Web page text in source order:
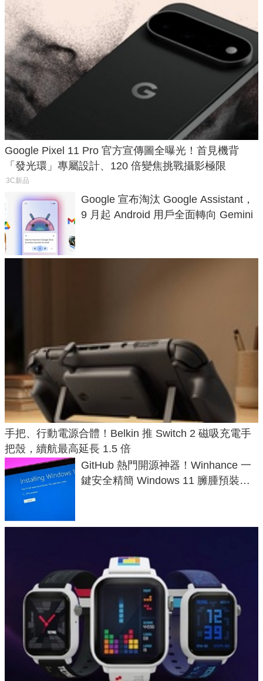
Google Pixel 11 Pro 官方宣傳圖全曝光！首見機背
「發光環」專屬設計、120 倍變焦挑戰攝影極限
3C新品
Google 宣布淘汰 Google Assistant，
9 月起 Android 用戶全面轉向 Gemini
手把、行動電源合體！Belkin 推 Switch 2 磁吸充電手
把殼，續航最高延長 1.5 倍
GitHub 熱門開源神器！Winhance 一
鍵安全精簡 Windows 11 臃腫預裝軟